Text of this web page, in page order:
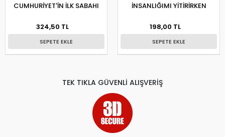
CUMHURİYET'İN İLK SABAHI
324,50 TL
SEPETE EKLE
İNSANLIĞIMI YİTİRİRKEN
198,00 TL
SEPETE EKLE
TEK TIKLA GÜVENLİ ALIŞVERİŞ